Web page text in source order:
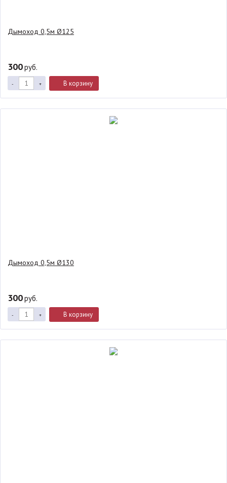
Дымоход 0,5м Ø125
300руб.
- + В корзину
Дымоход 0,5м Ø130
300руб.
- + В корзину